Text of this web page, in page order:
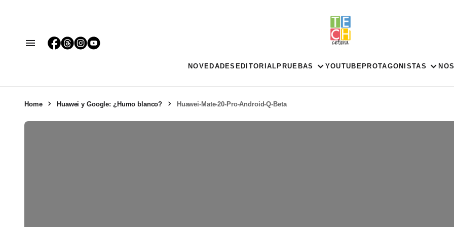
NOVEDADES EDITORIAL PRUEBAS YOUTUBE PROTAGONISTAS
Home Huawei y Google: ¿Humo blanco? Huawei-Mate-20-Pro-Android-Q-Beta